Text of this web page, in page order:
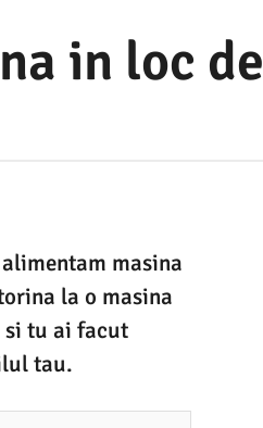
in loc de
masina
la o masina
si tu ai facut
tau.